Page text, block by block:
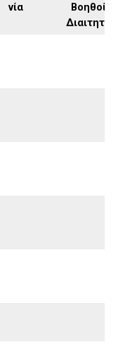
νία
Βοηθοί
Διαιτητή